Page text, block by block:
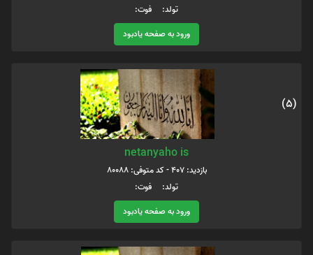
تولد: فوت:
ورود به صفحه یادبود
(5)
netanyaho is
بازدید: 407 - کد متوفی: 80088
تولد: فوت:
ورود به صفحه یادبود